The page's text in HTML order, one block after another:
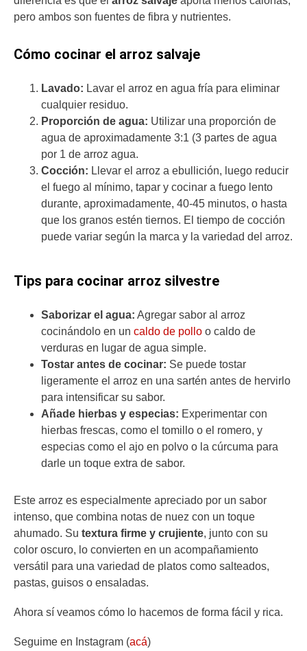
pero ambos son fuentes de fibra y nutrientes.
Cómo cocinar el arroz salvaje
Lavado: Lavar el arroz en agua fría para eliminar
cualquier residuo.
Proporción de agua: Utilizar una proporción de
agua de aproximadamente 3:1 (3 partes de agua
por 1 de arroz agua.
Cocción: Llevar el arroz a ebullición, luego reducir
el fuego al mínimo, tapar y cocinar a fuego lento
durante, aproximadamente, 40-45 minutos, o hasta
que los granos estén tiernos. El tiempo de cocción
puede variar según la marca y la variedad del arroz.
Tips para cocinar arroz silvestre
Saborizar el agua: Agregar sabor al arroz
cocinándolo en un caldo de pollo o caldo de
verduras en lugar de agua simple.
Tostar antes de cocinar: Se puede tostar
ligeramente el arroz en una sartén antes de hervirlo
para intensificar su sabor.
Añade hierbas y especias: Experimentar con
hierbas frescas, como el tomillo o el romero, y
especias como el ajo en polvo o la cúrcuma para
darle un toque extra de sabor.
Este arroz es especialmente apreciado por un sabor
intenso, que combina notas de nuez con un toque
ahumado. Su textura firme y crujiente, junto con su
color oscuro, lo convierten en un acompañamiento
versátil para una variedad de platos como salteados,
pastas, guisos o ensaladas.
Ahora sí veamos cómo lo hacemos de forma fácil y rica.
Seguime en Instagram (acá)